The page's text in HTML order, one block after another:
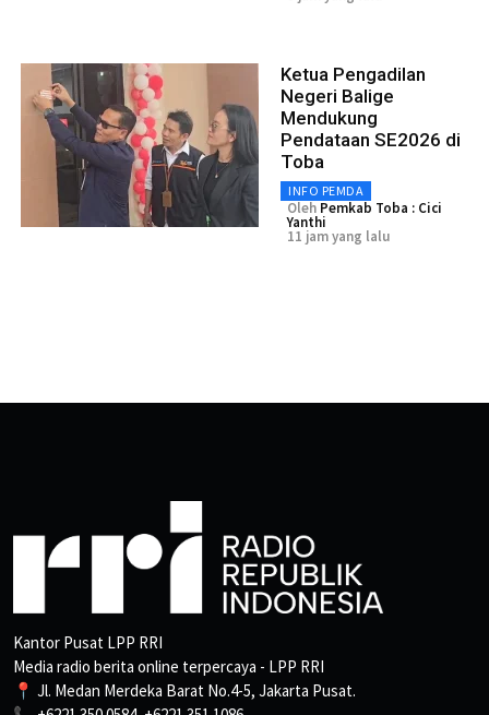
Ketua Pengadilan
Negeri Balige
Mendukung
Pendataan SE2026 di
Toba
INFO PEMDA
Oleh Pemkab Toba : Cici
Yanthi
11 jam yang lalu
Kantor Pusat LPP RRI
Media radio berita online terpercaya - LPP RRI
📍 Jl. Medan Merdeka Barat No.4-5, Jakarta Pusat.